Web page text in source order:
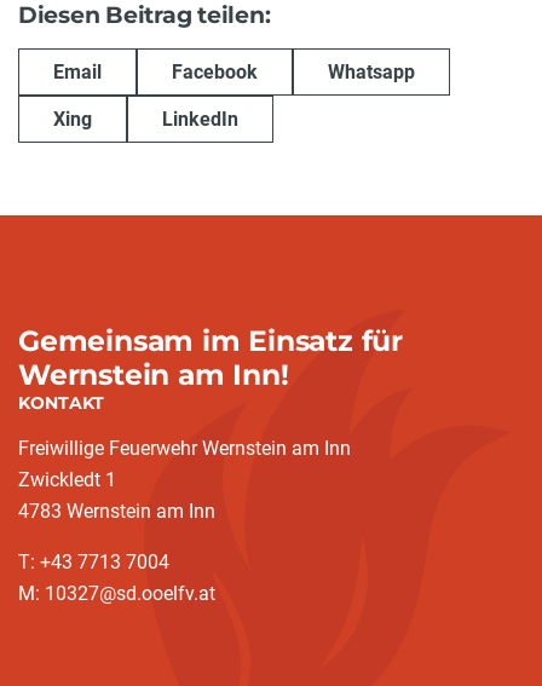
Diesen Beitrag teilen:
Email Facebook Whatsapp
Xing LinkedIn
Gemeinsam im Einsatz für
Wernstein am Inn!
KONTAKT
Freiwillige Feuerwehr Wernstein am Inn
Zwickledt 1
4783 Wernstein am Inn
T: +43 7713 7004
M: 10327@sd.ooelfv.at